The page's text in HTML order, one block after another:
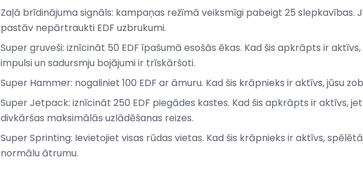
Zaļā brīdinājuma signāls: kampaņas režīmā veiksmīgi pabeigt 25 slepkavības.
pastāv nepārtraukti EDF uzbrukumi.
Super gruveši: iznīcināt 50 EDF īpašumā esošās ēkas. Kad šis apkrāpts ir
impulsi un sadursmju bojājumi ir trīskāršoti.
Super Hammer: nogaliniet 100 EDF ar āmuru. Kad šis krāpnieks ir aktīvs, jūsu
Super Jetpack: iznīcināt 250 EDF piegādes kastes. Kad šis apkrāpts ir aktīvs,
divkāršas maksimālās uzlādēšanas reizes.
Super Sprinting: Ievietojiet visas rūdas vietas. Kad šis krāpnieks ir aktīvs,
normālu ātrumu.